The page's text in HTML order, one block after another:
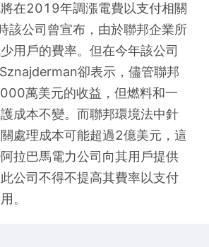
在2019年調漲電費以支付相關
該公司曾宣布，由於聯邦企業所
用戶的費率。但在今年該公司
卻表示，儘管聯邦
萬美元的收益，但燃料和一
成本不變。而聯邦環境法中針
處理成本可能超過2億美元，這
拉巴馬電力公司向其用戶提供
公司不得不提高其費率以支付
。